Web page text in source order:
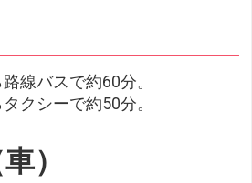
線バスで約60分。
クシーで約50分。
）